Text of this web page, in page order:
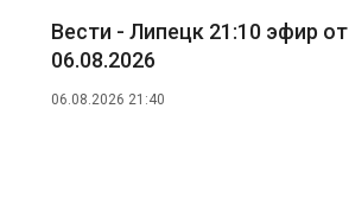
Вести - Липецк 21:10 эфир от
06.08.2026
06.08.2026 21:40